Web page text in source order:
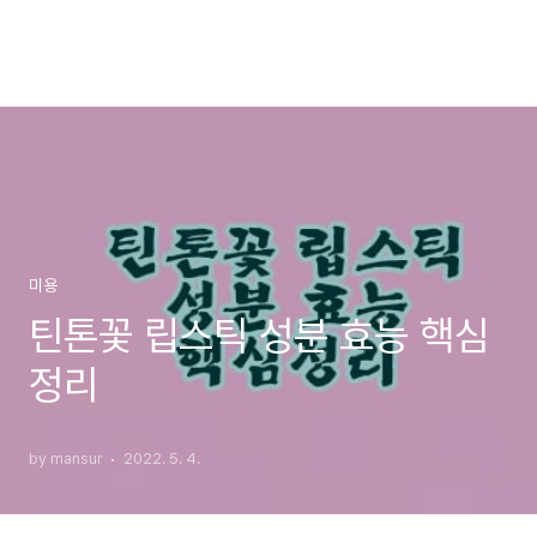
미용
틴톤꽃 립스틱 성분 효능 핵심
정리
by mansur 2022. 5. 4.